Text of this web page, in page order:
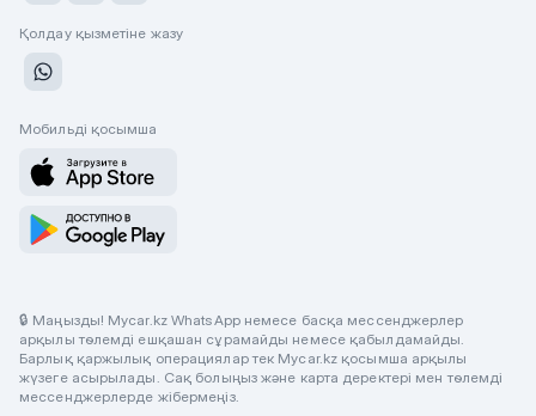
Қолдау қызметіне жазу
Мобильді қосымша
🔒 Маңызды! Mycar.kz WhatsApp немесе басқа мессенджерлер
арқылы төлемді ешқашан сұрамайды немесе қабылдамайды.
Барлық қаржылық операциялар тек Mycar.kz қосымша арқылы
жүзеге асырылады. Сақ болыңыз және карта деректері мен төлемді
мессенджерлерде жібермеңіз.